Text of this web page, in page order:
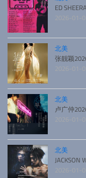
ED
2026-01-
北美
张靓颖
2026-01-
北美
卢广仲
2026-01-
北美
JACKSON
2026-01-